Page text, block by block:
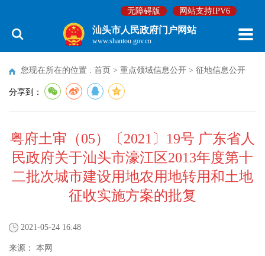
无障碍版 网站支持IPV6
汕头市人民政府门户网站
www.shantou.gov.cn
您现在所在的位置 : 首页 > 重点领域信息公开 > 征地信息公开
分享到：
粤府土审（05）〔2021〕19号 广东省人
民政府关于汕头市濠江区2013年度第十
二批次城市建设用地农用地转用和土地
征收实施方案的批复
2021-05-24 16:48
来源： 本网